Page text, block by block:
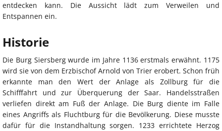
entdecken kann. Die Aussicht lädt zum Verweilen und
Entspannen ein.
Historie
Die Burg Siersberg wurde im Jahre 1136 erstmals erwähnt. 1175
wird sie von dem Erzbischof Arnold von Trier erobert. Schon früh
erkannte man den Wert der Anlage als Zollburg für die
Schifffahrt und zur Überquerung der Saar. Handelsstraßen
verliefen direkt am Fuß der Anlage. Die Burg diente im Falle
eines Angriffs als Fluchtburg für die Bevölkerung. Diese musste
dafür für die Instandhaltung sorgen. 1233 errichtete Herzog